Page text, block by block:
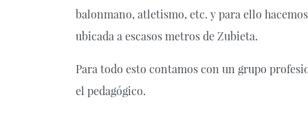
balonmano, atletismo, etc. y para ello
ubicada a escasos metros de Zubieta.
Para todo esto contamos con un grupo
el pedagógico.